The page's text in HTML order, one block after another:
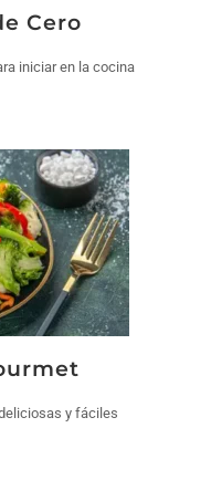
Cero
iniciar en la cocina
y fáciles